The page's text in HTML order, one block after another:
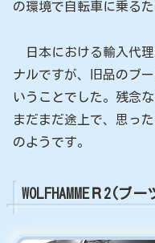
の環境で自転車に乗る
日本における輸入代理
ナルですが、旧品のブ
いうことでした。残念
まだまだ途上で、思っ
のようです。
WOLFHAMMEＲ2(ブ